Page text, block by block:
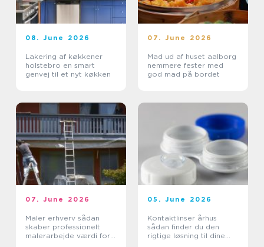
08. June 2026
Lakering af køkkener
holstebro en smart
genvej til et nyt køkken
07. June 2026
Mad ud af huset aalborg
nemmere fester med
god mad på bordet
07. June 2026
Maler erhverv sådan
skaber professionelt
malerarbejde værdi for
05. June 2026
Kontaktlinser århus
sådan finder du den
rigtige løsning til dine